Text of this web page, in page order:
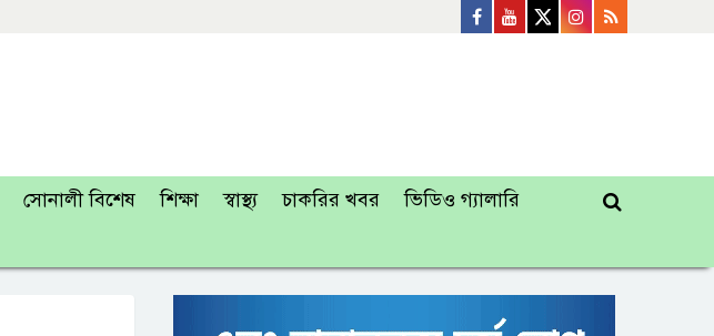
সোনালী বিশেষ শিক্ষা স্বাস্থ্য চাকরির খবর
ভিডিও গ্যালারি